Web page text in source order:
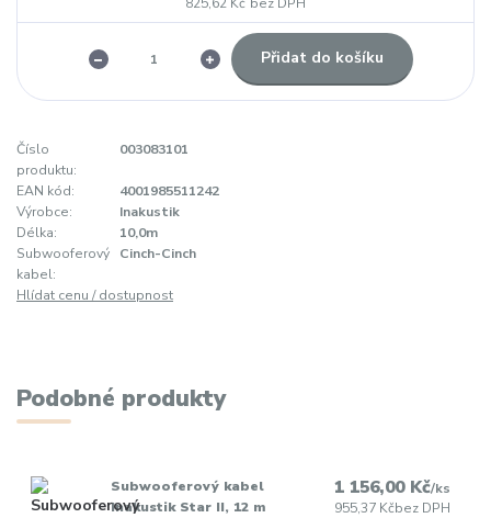
825,62 Kč bez DPH
Přidat do košíku
Číslo
produktu:
003083101
EAN kód:
4001985511242
Výrobce:
Inakustik
Délka:
10,0m
Subwooferový
kabel:
Cinch-Cinch
Hlídat cenu / dostupnost
Podobné produkty
Subwooferový kabel
Inakustik Star II, 12 m
1 156,00 Kč/ks
955,37 Kčbez DPH